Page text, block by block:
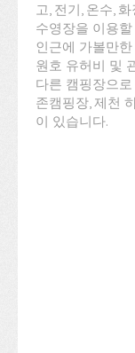
고, 전기, 온수,
수영장을 이용
인근에 가볼만
원호 유허비 및
다른 캠핑장으
존캠핑장, 제천
이 있습니다.